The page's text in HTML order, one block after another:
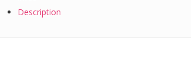
Description